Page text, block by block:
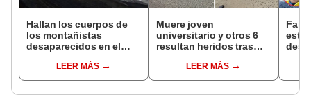
Hallan los cuerpos de
los montañistas
desaparecidos en el
ÁncashLEER MÁS
Muere joven
universitario y otros 6
resultan heridos tras
ChimboteLEER MÁS
un